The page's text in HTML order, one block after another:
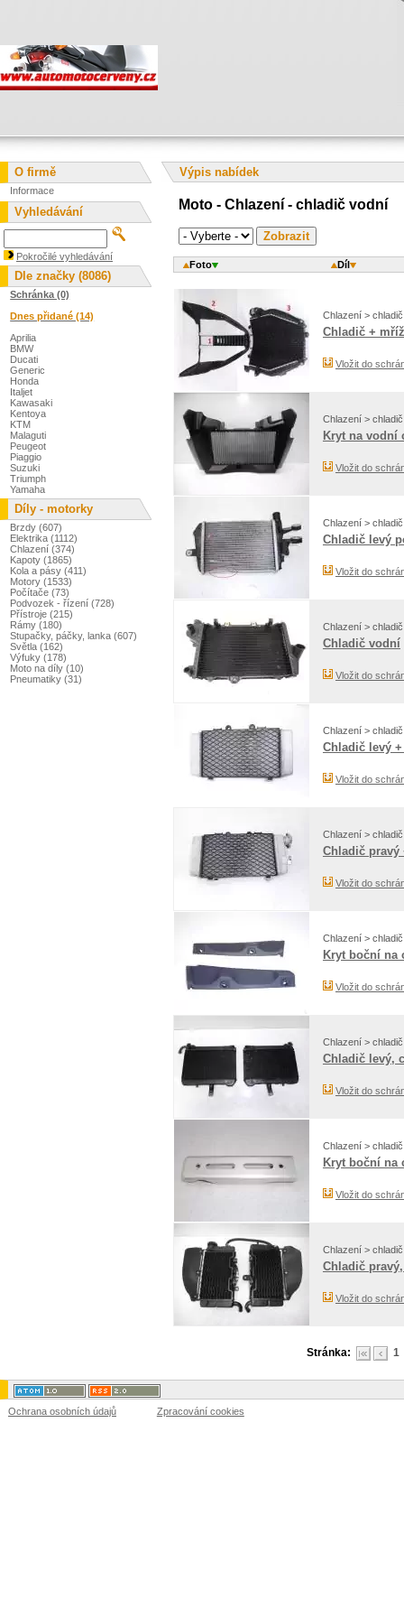
Výpis nabídek
Moto - Chlazení - chladič vodní
Foto Díl
Chlazení >
Chladič +
Vložit do
Chlazení >
Kryt na vodní
Vložit do
Chlazení >
Chladič levý
Vložit do
Chlazení >
Chladič vodní
Vložit do
Chlazení >
Chladič levý
Vložit do
Chlazení >
Chladič
Vložit do
Chlazení >
Kryt boční na
Vložit do
Chlazení >
Chladič levý,
Vložit do
Chlazení >
Kryt boční na
Vložit do
Chlazení >
Chladič
Vložit do
Stránka: 1
O firmě
Informace
Vyhledávání
Pokročilé vyhledávání
Dle značky (8086)
Schránka (0)
Dnes přidané (14)
Aprilia
BMW
Ducati
Generic
Honda
Italjet
Kawasaki
Kentoya
KTM
Malaguti
Peugeot
Piaggio
Suzuki
Triumph
Yamaha
Díly - motorky
Brzdy (607)
Elektrika (1112)
Chlazení (374)
Kapoty (1865)
Kola a pásy (411)
Motory (1533)
Počítače (73)
Podvozek - řízení (728)
Přístroje (215)
Rámy (180)
Stupačky, páčky, lanka (607)
Světla (162)
Výfuky (178)
Moto na díly (10)
Pneumatiky (31)
Ochrana osobních údajů Zpracování cookies